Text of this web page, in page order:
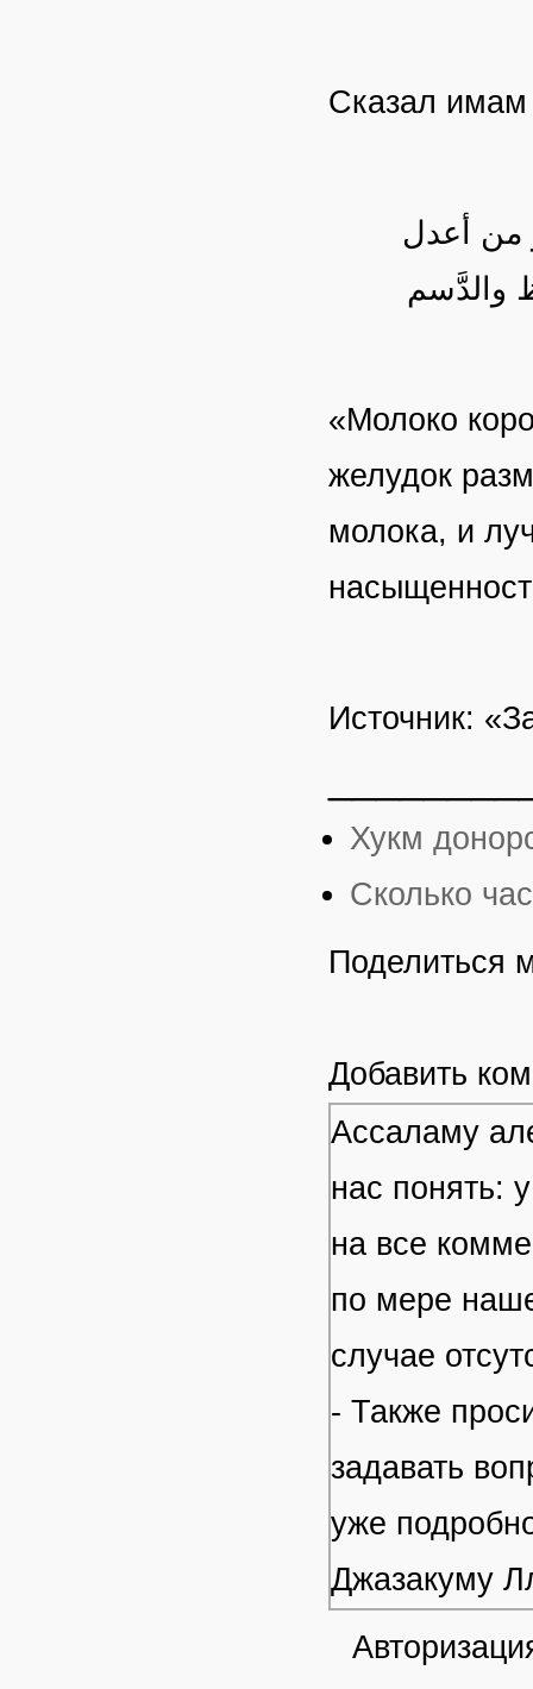
Сказал
من أعدل
والدَّسم
«Молоко
желудок
молока, и
Источник:
Хукм
Сколько
Поделиться
Добавить
Ассаламу
нас понять:
на все
по мере
случае
- Также
задавать
уже
Джазакуму